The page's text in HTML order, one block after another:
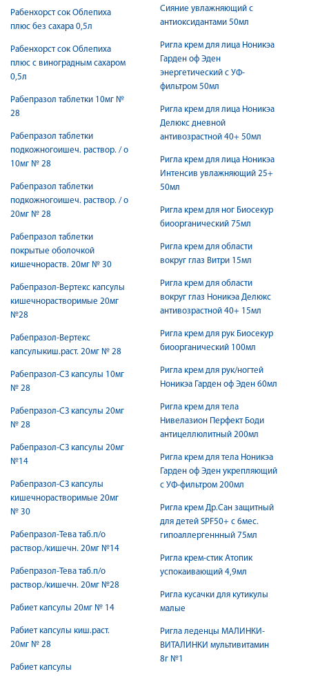
Рабенхорст сок Облепиха
плюс без сахара 0,5л
Рабенхорст сок Облепиха
плюс с виноградным сахаром
0,5л
Рабепразол таблетки 10мг №
28
Рабепразол таблетки
подкожногоишеч. раствор. / о
10мг № 28
Рабепразол таблетки
подкожногоишеч. раствор. / о
20мг № 28
Рабепразол таблетки
покрытые оболочкой
кишечнораств. 20мг № 30
Рабепразол-Вертекс капсулы
кишечнорастворимые 20мг
№28
Рабепразол-Вертекс
капсулыкиш.раст. 20мг № 28
Рабепразол-СЗ капсулы 10мг
№ 28
Рабепразол-СЗ капсулы 20мг
№ 28
Рабепразол-СЗ капсулы 20мг
№14
Рабепразол-СЗ капсулы
кишечнорастворимые 20мг
№ 30
Рабепразол-Тева таб.п/о
раствор./кишечн. 20мг №14
Рабепразол-Тева таб.п/о
раствор./кишечн. 20мг №28
Рабиет капсулы 20мг № 14
Рабиет капсулы киш.раст.
20мг № 28
Рабиет капсулы
Сияние увлажняющий с
антиоксидантами 50мл
Ригла крем для лица Ноникэа
Гарден оф Эден
энергетический с УФ-
фильтром 50мл
Ригла крем для лица Ноникэа
Делюкс дневной
антивозрастной 40+ 50мл
Ригла крем для лица Ноникэа
Интенсив увлажняющий 25+
50мл
Ригла крем для ног Биосекур
биоорганический 75мл
Ригла крем для области
вокруг глаз Витри 15мл
Ригла крем для области
вокруг глаз Ноникэа Делюкс
антивозрастной 40+ 15мл
Ригла крем для рук Биосекур
биоорганический 100мл
Ригла крем для рук/ногтей
Ноникэа Гарден оф Эден 60мл
Ригла крем для тела
Нивелазион Перфект Боди
антицеллюлитный 200мл
Ригла крем для тела Ноникэа
Гарден оф Эден укрепляющий
с УФ-фильтром 200мл
Ригла крем Др.Сан защитный
для детей SPF50+ с 6мес.
гипоаллергеннный 75мл
Ригла крем-стик Атопик
успокаивающий 4,9мл
Ригла кусачки для кутикулы
малые
Ригла леденцы МАЛИНКИ-
ВИTAЛИНКИ мультивитамин
8г №1